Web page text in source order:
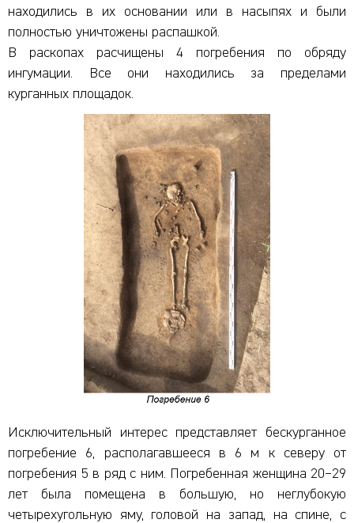
находились в их основании или в насыпях и были
полностью уничтожены распашкой.
В раскопах расчищены 4 погребения по обряду
ингумации. Все они находились за пределами
курганных площадок.
Исключительный интерес представляет бескурганное
погребение 6, располагавшееся в 6 м к северу от
погребения 5 в ряд с ним. Погребенная женщина 20–29
лет была помещена в большую, но неглубокую
четырехугольную яму, головой на запад, на спине, с